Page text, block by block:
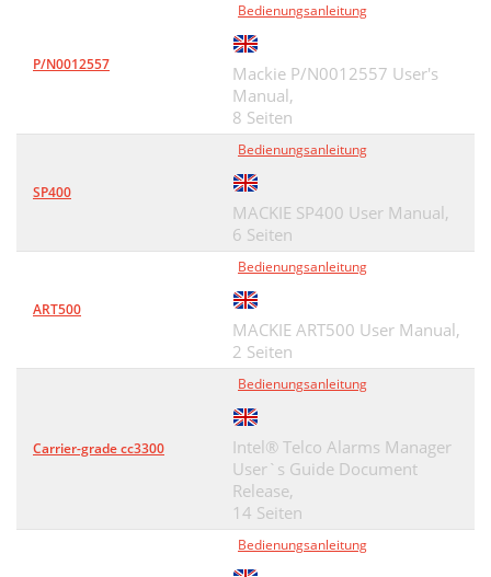
P/N0012557
Bedienungsanleitung
Mackie P/N0012557 User's
Manual,
8 Seiten
SP400
Bedienungsanleitung
MACKIE SP400 User Manual,
6 Seiten
ART500
Bedienungsanleitung
MACKIE ART500 User Manual,
2 Seiten
Carrier-grade cc3300
Bedienungsanleitung
Intel® Telco Alarms Manager
User`s Guide Document
Release,
14 Seiten
Bedienungsanleitung